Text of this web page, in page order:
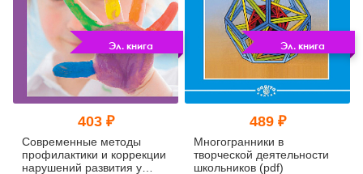
Эл. книга
403 ₽
Современные методы
профилактики и коррекции
нарушений развития у
Эл. книга
489 ₽
Многогранники в
творческой деятельности
школьников (pdf)